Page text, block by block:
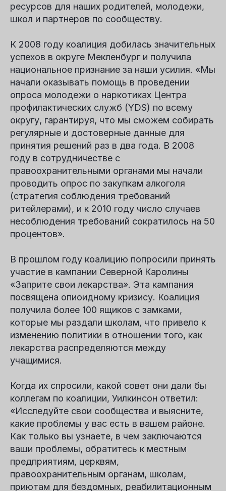
ресурсов для наших родителей, молодежи,
школ и партнеров по сообществу.
К 2008 году коалиция добилась значительных
успехов в округе Мекленбург и получила
национальное признание за наши усилия. «Мы
начали оказывать помощь в проведении
опроса молодежи о наркотиках Центра
профилактических служб (YDS) по всему
округу, гарантируя, что мы сможем собирать
регулярные и достоверные данные для
принятия решений раз в два года. В 2008
году в сотрудничестве с
правоохранительными органами мы начали
проводить опрос по закупкам алкоголя
(стратегия соблюдения требований
ритейлерами), и к 2010 году число случаев
несоблюдения требований сократилось на 50
процентов».
В прошлом году коалицию попросили принять
участие в кампании Северной Каролины
«Заприте свои лекарства». Эта кампания
посвящена опиоидному кризису. Коалиция
получила более 100 ящиков с замками,
которые мы раздали школам, что привело к
изменению политики в отношении того, как
лекарства распределяются между
учащимися.
Когда их спросили, какой совет они дали бы
коллегам по коалиции, Уилкинсон ответил:
«Исследуйте свои сообщества и выясните,
какие проблемы у вас есть в вашем районе.
Как только вы узнаете, в чем заключаются
ваши проблемы, обратитесь к местным
предприятиям, церквям,
правоохранительным органам, школам,
приютам для бездомных, реабилитационным